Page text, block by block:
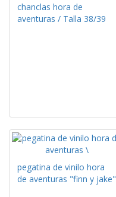
chanclas hora de
aventuras / Talla 38/39
pegatina de vinilo hora
de aventuras "finn y jake"